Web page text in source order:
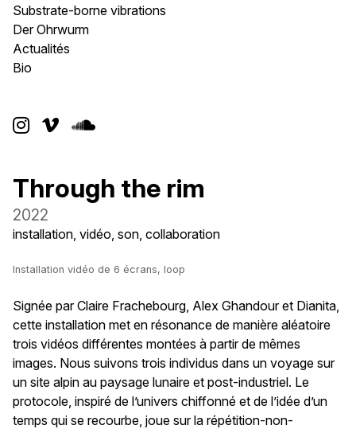
Substrate-borne vibrations
Der Ohrwurm
Actualités
Bio
  
Through the rim
2022
installation, vidéo, son, collaboration
Installation vidéo de 6 écrans, loop
Signée par Claire Frachebourg, Alex Ghandour et Dianita,
cette installation met en résonance de manière aléatoire
trois vidéos différentes montées à partir de mêmes
images. Nous suivons trois individus dans un voyage sur
un site alpin au paysage lunaire et post-industriel. Le
protocole, inspiré de l’univers chiffonné et de l’idée d’un
temps qui se recourbe, joue sur la répétition-non-